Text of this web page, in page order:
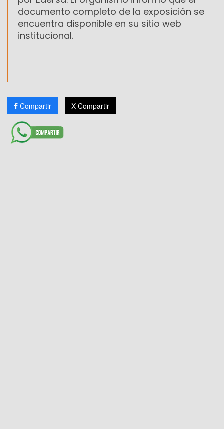
documento completo de la exposición se
encuentra disponible en su sitio web
institucional.
Compartir X Compartir